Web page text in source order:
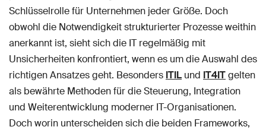
Schlüsselrolle für Unternehmen jeder Größe. Doch
obwohl die Notwendigkeit strukturierter Prozesse weithin
anerkannt ist, sieht sich die IT regelmäßig mit
Unsicherheiten konfrontiert, wenn es um die Auswahl des
richtigen Ansatzes geht. Besonders ITIL und IT4ITgelten
als bewährte Methoden für die Steuerung, Integration
und Weiterentwicklung moderner IT-Organisationen.
Doch worin unterscheiden sich die beiden Frameworks,